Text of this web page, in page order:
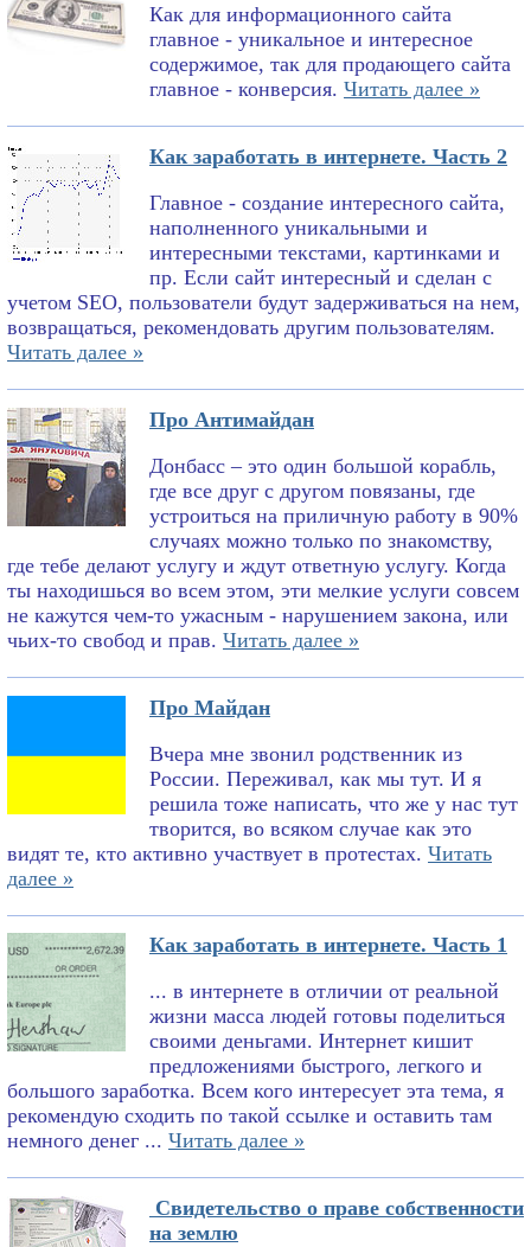
Как для информационного сайта
главное - уникальное и интересное
содержимое, так для продающего сайта
главное - конверсия. Читать далее »
Как заработать в интернете. Часть 2
Главное - создание интересного сайта,
наполненного уникальными и
интересными текстами, картинками и
пр. Если сайт интересный и сделан с
учетом SEO, пользователи будут задерживаться на нем,
возвращаться, рекомендовать другим пользователям.
Читать далее »
Про Антимайдан
Донбасс – это один большой корабль,
где все друг с другом повязаны, где
устроиться на приличную работу в 90%
случаях можно только по знакомству,
где тебе делают услугу и ждут ответную услугу. Когда
ты находишься во всем этом, эти мелкие услуги совсем
не кажутся чем-то ужасным - нарушением закона, или
чьих-то свобод и прав. Читать далее »
Про Майдан
Вчера мне звонил родственник из
России. Переживал, как мы тут. И я
решила тоже написать, что же у нас тут
творится, во всяком случае как это
видят те, кто активно участвует в протестах. Читать
далее »
Как заработать в интернете. Часть 1
... в интернете в отличии от реальной
жизни масса людей готовы поделиться
своими деньгами. Интернет кишит
предложениями быстрого, легкого и
большого заработка. Всем кого интересует эта тема, я
рекомендую сходить по такой ссылке и оставить там
немного денег ... Читать далее »
Свидетельство о праве собственности
на землю